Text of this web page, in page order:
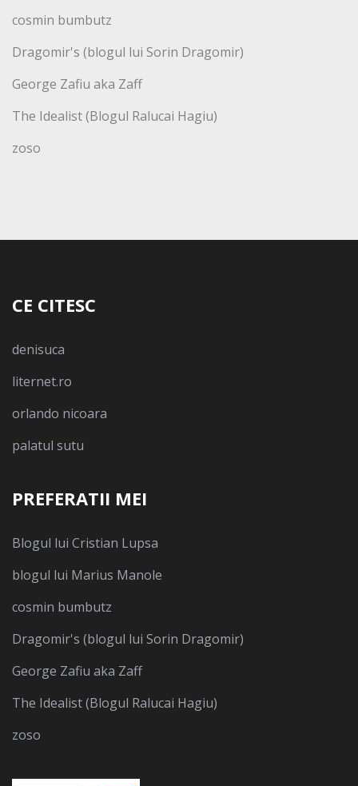
cosmin bumbutz
Dragomir's (blogul lui Sorin Dragomir)
George Zafiu aka Zaff
The Idealist (Blogul Ralucai Hagiu)
zoso
CE CITESC
denisuca
liternet.ro
orlando nicoara
palatul sutu
PREFERATII MEI
Blogul lui Cristian Lupsa
blogul lui Marius Manole
cosmin bumbutz
Dragomir's (blogul lui Sorin Dragomir)
George Zafiu aka Zaff
The Idealist (Blogul Ralucai Hagiu)
zoso